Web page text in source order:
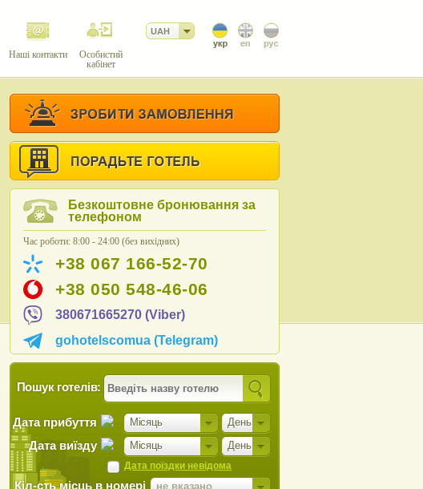
Наші контакти
Особистий
кабінет
UAH
Безкоштовне бронювання за
телефоном
Час роботи: 8:00 - 24:00 (без вихідних)
+38 067 166-52-70
+38 050 548-46-06
380671665270 (Viber)
gohotelscomua (Telegram)
Пошук готелів:
Місяць День
Дата прибуття
Місяць День
Дата виїзду
Дата поїздки невідома
Кіл-сть місць в номері не вказано